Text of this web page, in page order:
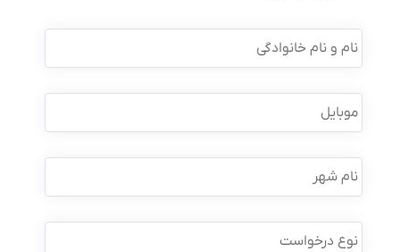
نام
و
نام
موبایل *
نام
شهر
نوع
درخواست *